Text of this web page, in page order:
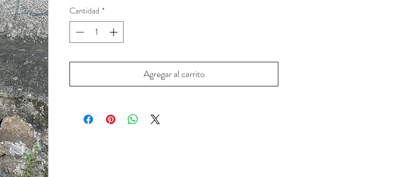
Cantidad *
Agregar al carrito